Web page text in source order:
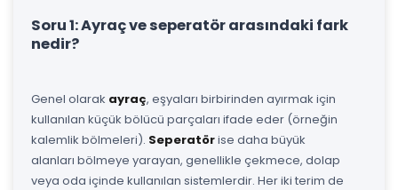
Soru 1: Ayraç ve seperatör arasındaki fark
nedir?
Genel olarak ayraç, eşyaları birbirinden ayırmak için
kullanılan küçük bölücü parçaları ifade eder (örneğin
kalemlik bölmeleri). Seperatörise daha büyük
alanları bölmeye yarayan, genellikle çekmece, dolap
veya oda içinde kullanılan sistemlerdir. Her iki terim de